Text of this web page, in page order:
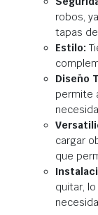
robos,
tapas
Estilo:
Diseño
permite
cargar
que
quitar,